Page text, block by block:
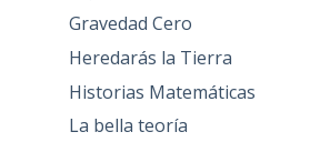
Gravedad Cero
Heredarás la Tierra
Historias Matemáticas
La bella teoría